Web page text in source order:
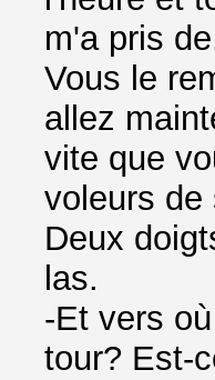
m'a pris
Vous le
allez
vite que
voleurs de
Deux
las.
-Et vers
tour? Est-